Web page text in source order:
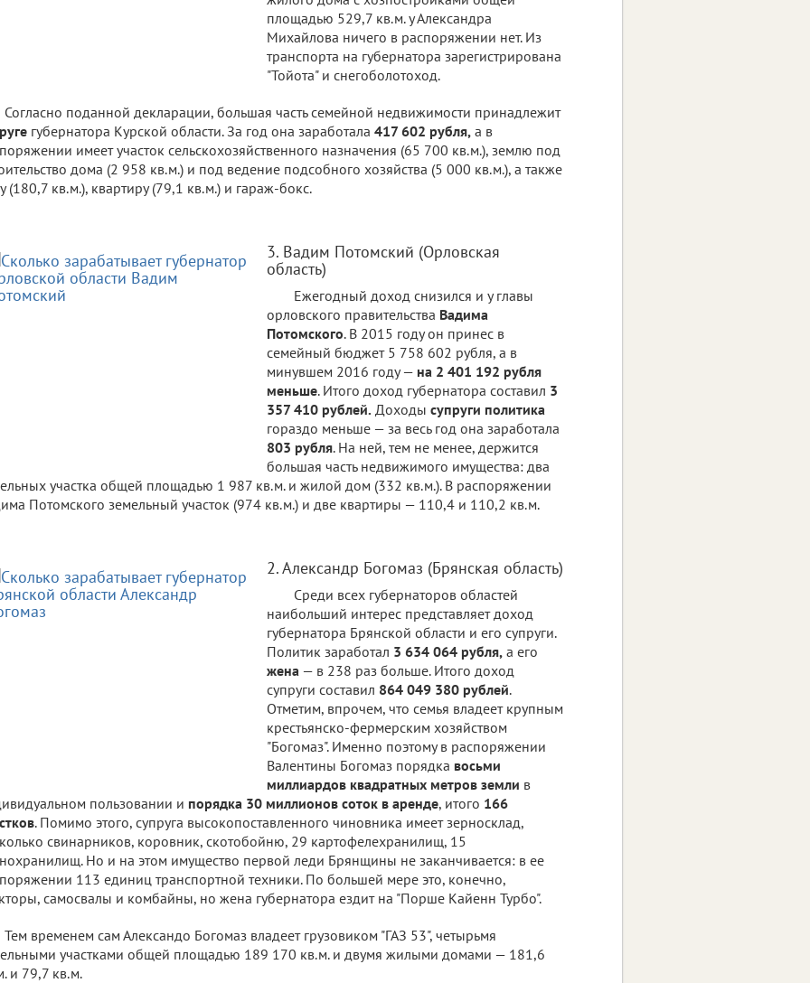
площадью 529,7 кв.м. у Александра
Михайлова ничего в распоряжении нет. Из
транспорта на губернатора зарегистрирована
"Тойота" и снегоболотоход.
Согласно поданной декларации, большая часть семейной недвижимости принадлежит
губернатора Курской области. За год она заработала 417 602 рубля, а в
имеет участок сельскохозяйственного назначения (65 700 кв.м.), землю под
дома (2 958 кв.м.) и под ведение подсобного хозяйства (5 000 кв.м.), а также
(180,7 кв.м.), квартиру (79,1 кв.м.) и гараж-бокс.
3. Вадим Потомский (Орловская
область)
Ежегодный доход снизился и у главы
орловского правительства Вадима
Потомского. В 2015 году он принес в
семейный бюджет 5 758 602 рубля, а в
минувшем 2016 году — на 2 401 192 рубля
меньше. Итого доход губернатора составил 3
357 410 рублей. Доходы супруги политика
гораздо меньше — за весь год она заработала
803 рубля. На ней, тем не менее, держится
большая часть недвижимого имущества: два
участка общей площадью 1 987 кв.м. и жилой дом (332 кв.м.). В распоряжении
Потомского земельный участок (974 кв.м.) и две квартиры — 110,4 и 110,2 кв.м.
2. Александр Богомаз (Брянская область)
Среди всех губернаторов областей
наибольший интерес представляет доход
губернатора Брянской области и его супруги.
Политик заработал 3 634 064 рубля, а его
жена — в 238 раз больше. Итого доход
супруги составил 864 049 380 рублей.
Отметим, впрочем, что семья владеет крупным
крестьянско-фермерским хозяйством
"Богомаз". Именно поэтому в распоряжении
Валентины Богомаз порядка восьми
миллиардов квадратных метров земли в
пользовании и порядка 30 миллионов соток в аренде, итого 166
. Помимо этого, супруга высокопоставленного чиновника имеет зерносклад,
свинарников, коровник, скотобойню, 29 картофелехранилищ, 15
Но и на этом имущество первой леди Брянщины не заканчивается: в ее
113 единиц транспортной техники. По большей мере это, конечно,
самосвалы и комбайны, но жена губернатора ездит на "Порше Кайенн Турбо".
Тем временем сам Александо Богомаз владеет грузовиком "ГАЗ 53", четырьмя
участками общей площадью 189 170 кв.м. и двумя жилыми домами — 181,6
и 79,7 кв.м.